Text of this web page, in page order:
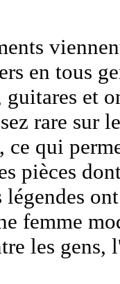
en tous
et
rare sur
ce qui
pièces
femme
les gens,